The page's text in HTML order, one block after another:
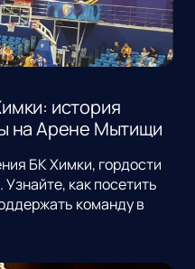
история
на Арене Мытищи
БК Химки, гордости
как посетить
команду в